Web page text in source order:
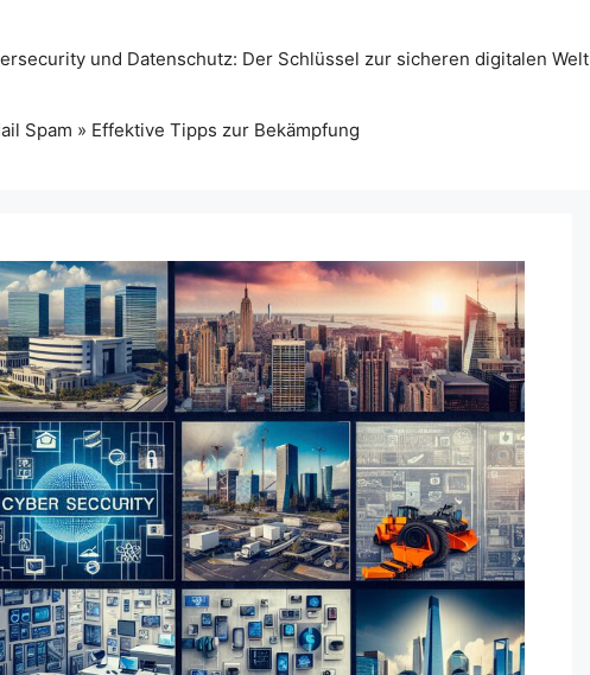
und Datenschutz: Der Schlüssel zur sicheren digitalen Welt
Spam » Effektive Tipps zur Bekämpfung